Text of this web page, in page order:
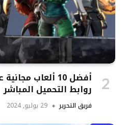
أفضل 10 ألعاب
روابط التحميل المباشر
فريق التحرير 29 يوليو, 2024